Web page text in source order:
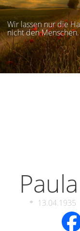
Wir lassen nur die
nicht den Menschen.
13.04.1935